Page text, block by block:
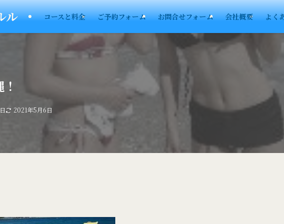
ル コースと料金 ご予約フォーム お問合せフォーム 会社概要 よく
2021年5月6日